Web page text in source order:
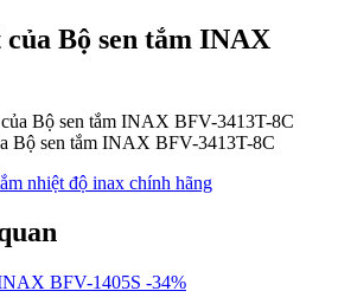
Bộ sen tắm INAX
Bộ sen tắm INAX BFV-3413T-8C
nhiệt độ inax chính hãng
-34%